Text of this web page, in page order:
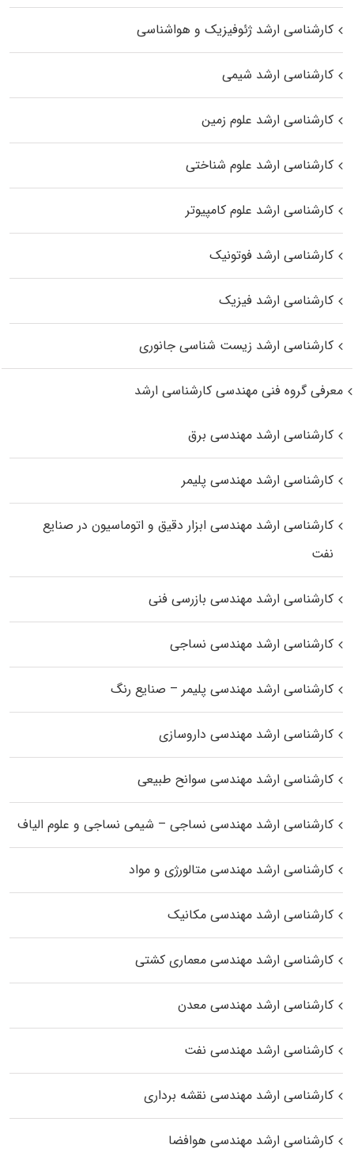
کارشناسی ارشد ژئوفیزیک و هواشناسی
کارشناسی ارشد شیمی
کارشناسی ارشد علوم زمین
کارشناسی ارشد علوم شناختی
کارشناسی ارشد علوم کامپیوتر
کارشناسی ارشد فوتونیک
کارشناسی ارشد فیزیک
کارشناسی ارشد زیست‌ شناسی جانوری
معرفی گروه فنی مهندسی کارشناسی ارشد
کارشناسی ارشد مهندسی برق
کارشناسی ارشد مهندسی پلیمر
کارشناسی ارشد مهندسی ابزار دقیق و اتوماسیون در صنایع
نفت
کارشناسی ارشد مهندسی بازرسی فنی
کارشناسی ارشد مهندسی نساجی
کارشناسی ارشد مهندسی پلیمر – صنایع رنگ
کارشناسی ارشد مهندسی داروسازی
کارشناسی ارشد مهندسی سوانح طبیعی
کارشناسی ارشد مهندسی نساجی – شیمی نساجی و علوم الیاف
کارشناسی ارشد مهندسی متالورژی و مواد
کارشناسی ارشد مهندسی مکانیک
کارشناسی ارشد مهندسی معماری کشتی
کارشناسی ارشد مهندسی معدن
کارشناسی ارشد مهندسی نفت
کارشناسی ارشد مهندسی نقشه برداری
کارشناسی ارشد مهندسی هوافضا